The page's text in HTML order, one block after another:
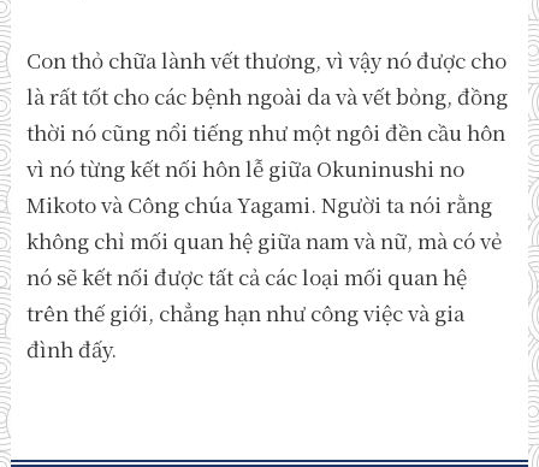
Con thỏ chữa lành vết thương, vì vậy nó được cho
là rất tốt cho các bệnh ngoài da và vết bỏng, đồng
thời nó cũng nổi tiếng như một ngôi đền cầu hôn
vì nó từng kết nối hôn lễ giữa Okuninushi no
Mikoto và Công chúa Yagami. Người ta nói rằng
không chỉ mối quan hệ giữa nam và nữ, mà có vẻ
nó sẽ kết nối được tất cả các loại mối quan hệ
trên thế giới, chẳng hạn như công việc và gia
đình đấy.